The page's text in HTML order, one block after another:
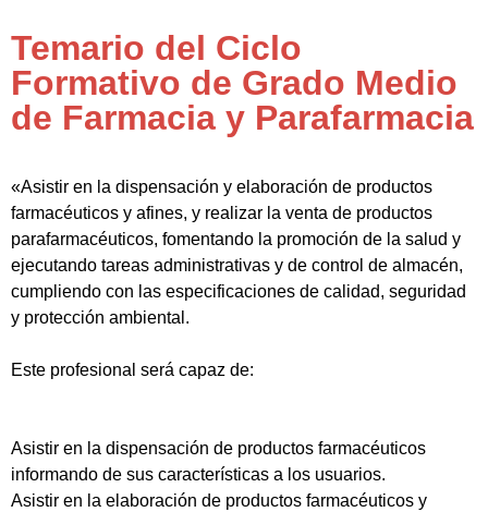
Temario del Ciclo
Formativo de Grado Medio
de Farmacia y Parafarmacia
«Asistir en la dispensación y elaboración de productos
farmacéuticos y afines, y realizar la venta de productos
parafarmacéuticos, fomentando la promoción de la salud y
ejecutando tareas administrativas y de control de almacén,
cumpliendo con las especificaciones de calidad, seguridad
y protección ambiental.
Este profesional será capaz de:
Asistir en la dispensación de productos farmacéuticos
informando de sus características a los usuarios.
Asistir en la elaboración de productos farmacéuticos y